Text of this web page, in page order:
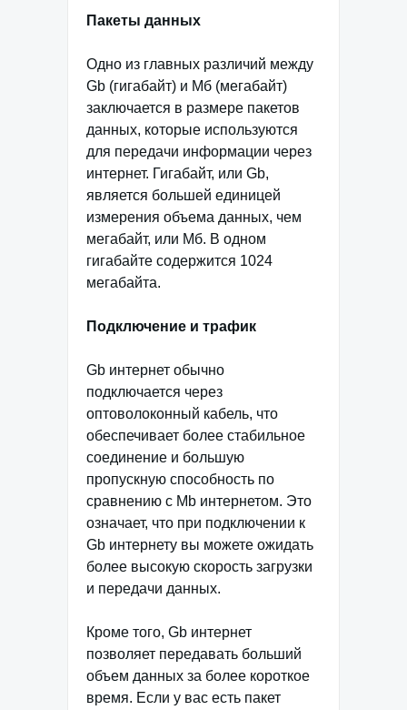
Пакеты данных
Одно из главных различий между
Gb (гигабайт) и Мб (мегабайт)
заключается в размере пакетов
данных, которые используются
для передачи информации через
интернет. Гигабайт, или Gb,
является большей единицей
измерения объема данных, чем
мегабайт, или Мб. В одном
гигабайте содержится 1024
мегабайта.
Подключение и трафик
Gb интернет обычно
подключается через
оптоволоконный кабель, что
обеспечивает более стабильное
соединение и большую
пропускную способность по
сравнению с Mb интернетом. Это
означает, что при подключении к
Gb интернету вы можете ожидать
более высокую скорость загрузки
и передачи данных.
Кроме того, Gb интернет
позволяет передавать больший
объем данных за более короткое
время. Если у вас есть пакет